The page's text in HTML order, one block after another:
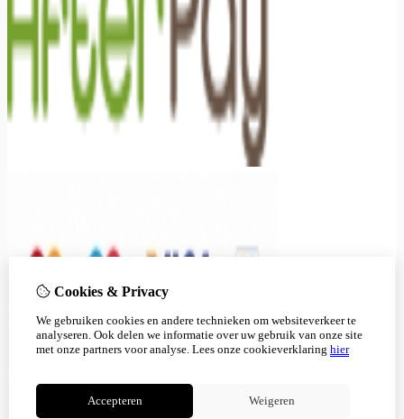
Cookies & Privacy
We gebruiken cookies en andere technieken om websiteverkeer te
analyseren. Ook delen we informatie over uw gebruik van onze site
met onze partners voor analyse. Lees onze cookieverklaring hier
Accepteren Weigeren